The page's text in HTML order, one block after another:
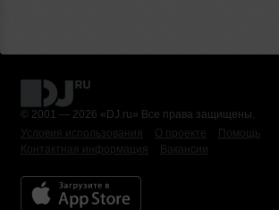
© 2001 — 2026 «DJ.ru» Все права защищены.
Условия использования
О проекте Помощь
Контактная информация
Вакансии